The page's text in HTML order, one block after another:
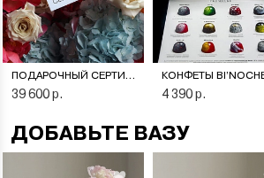
ПОДАРОЧНЫЙ СЕРТИФИКАТ НА ЦВЕТОЧНУЮ ПОДПИСКУ
39 600 р. 4 390 р.
ДОБАВЬТЕ ВАЗУ